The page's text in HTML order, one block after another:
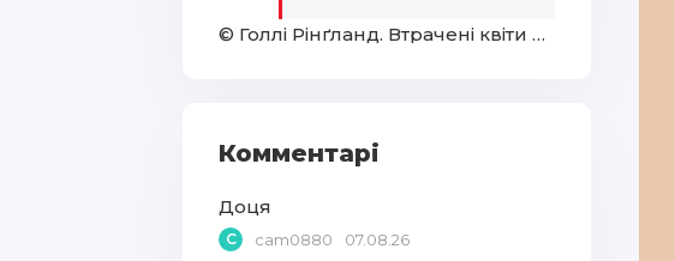
© Голлі Рінґланд. Втрачені квіти Еліс Гарт
Комментарі
Доця
C cam0880 07.08.26